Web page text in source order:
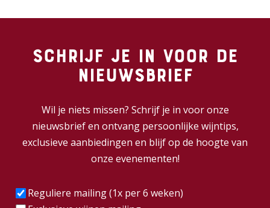
Schrijf je in voor de
nieuwsbrief
Wil je niets missen? Schrijf je in voor onze
nieuwsbrief en ontvang persoonlijke wijntips,
exclusieve aanbiedingen en blijf op de hoogte van
onze evenementen!
Frequentie(Vereist)
Reguliere mailing (1x per 6 weken)